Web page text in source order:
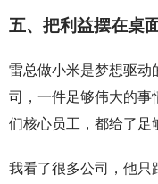
五、把利益摆在桌
雷总做小米是梦想驱动
司，一件足够伟大的事
们核心员工，都给了足
我看了很多公司，他只